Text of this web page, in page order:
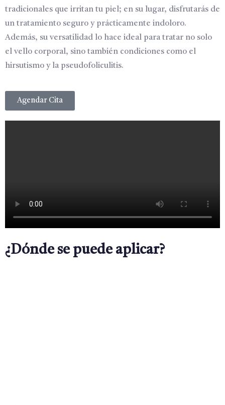
tradicionales que irritan tu piel; en su lugar, disfrutarás de
un tratamiento seguro y prácticamente indoloro.
Además, su versatilidad lo hace ideal para tratar no solo
el vello corporal, sino también condiciones como el
hirsutismo y la pseudofoliculitis.
Agendar Cita
¿Dónde se puede aplicar?